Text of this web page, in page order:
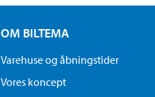
OM BILTEMA
Varehuse og åbningstider
Vores koncept